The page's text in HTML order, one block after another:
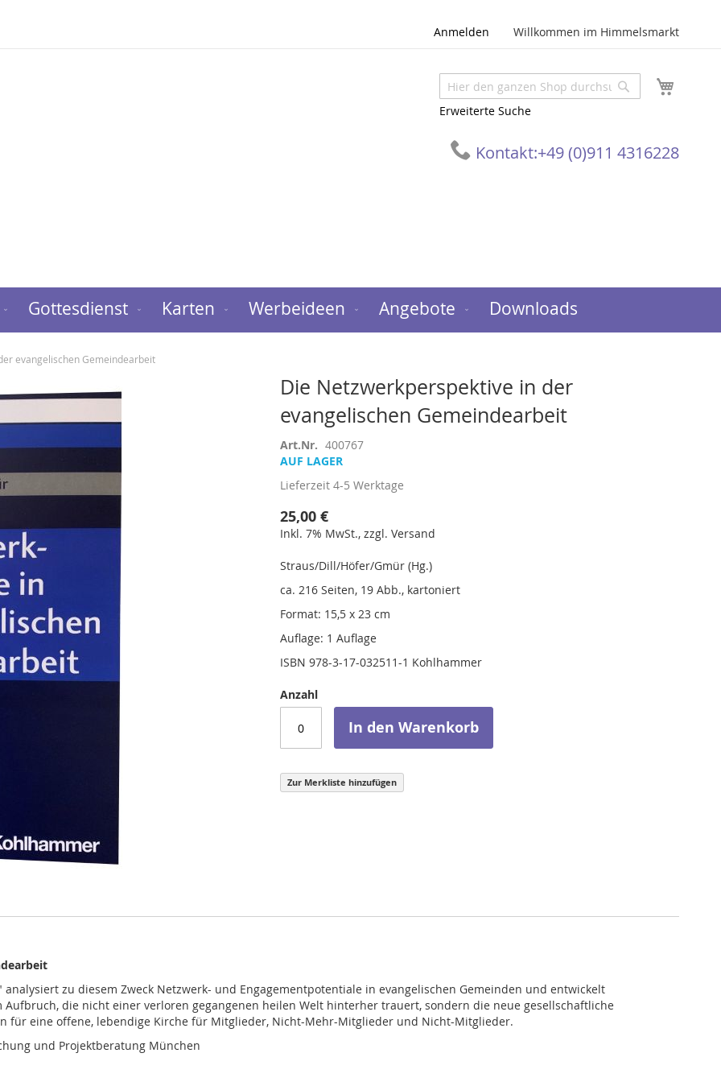
Anmelden Willkommen im Himmelsmarkt
Suche
Erweiterte Suche
Suche
Kontakt:+49 (0)911 4316228
Gottesdienst Karten Werbeideen Angebote Downloads
evangelischen Gemeindearbeit
Die Netzwerkperspektive in der
evangelischen Gemeindearbeit
Art.Nr. 400767
AUF LAGER
Lieferzeit 4-5 Werktage
25,00 €
Inkl. 7% MwSt., zzgl. Versand
Straus/Dill/Höfer/Gmür (Hg.)
ca. 216 Seiten, 19 Abb., kartoniert
Format: 15,5 x 23 cm
Auflage: 1 Auflage
ISBN 978-3-17-032511-1 Kohlhammer
Anzahl
In den Warenkorb
Zur Merkliste hinzufügen
zu diesem Zweck Netzwerk- und Engagementpotentiale in evangelischen Gemeinden und entwickelt
die nicht einer verloren gegangenen heilen Welt hinterher trauert, sondern die neue gesellschaftliche
für eine offene, lebendige Kirche für Mitglieder, Nicht-Mehr-Mitglieder und Nicht-Mitglieder.
und Projektberatung München